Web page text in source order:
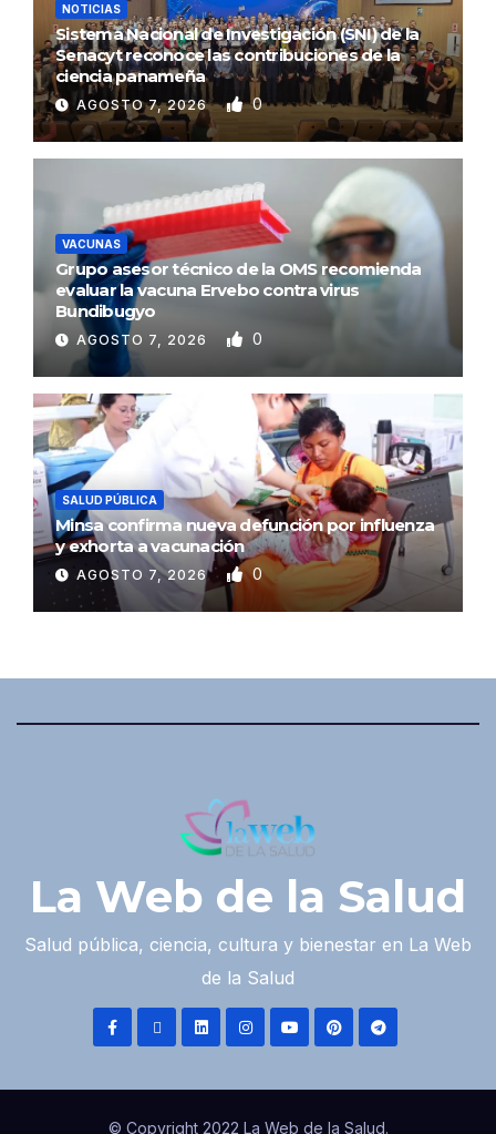
NOTICIAS
Sistema Nacional de Investigación (SNI) de la
Senacyt reconoce las contribuciones de la
ciencia panameña
AGOSTO 7, 2026 0
VACUNAS
Grupo asesor técnico de la OMS recomienda
evaluar la vacuna Ervebo contra virus
Bundibugyo
AGOSTO 7, 2026 0
SALUD PÚBLICA
Minsa confirma nueva defunción por influenza
y exhorta a vacunación
AGOSTO 7, 2026 0
La Web de la Salud
Salud pública, ciencia, cultura y bienestar en La Web
de la Salud
© Copyright 2022 La Web de la Salud.